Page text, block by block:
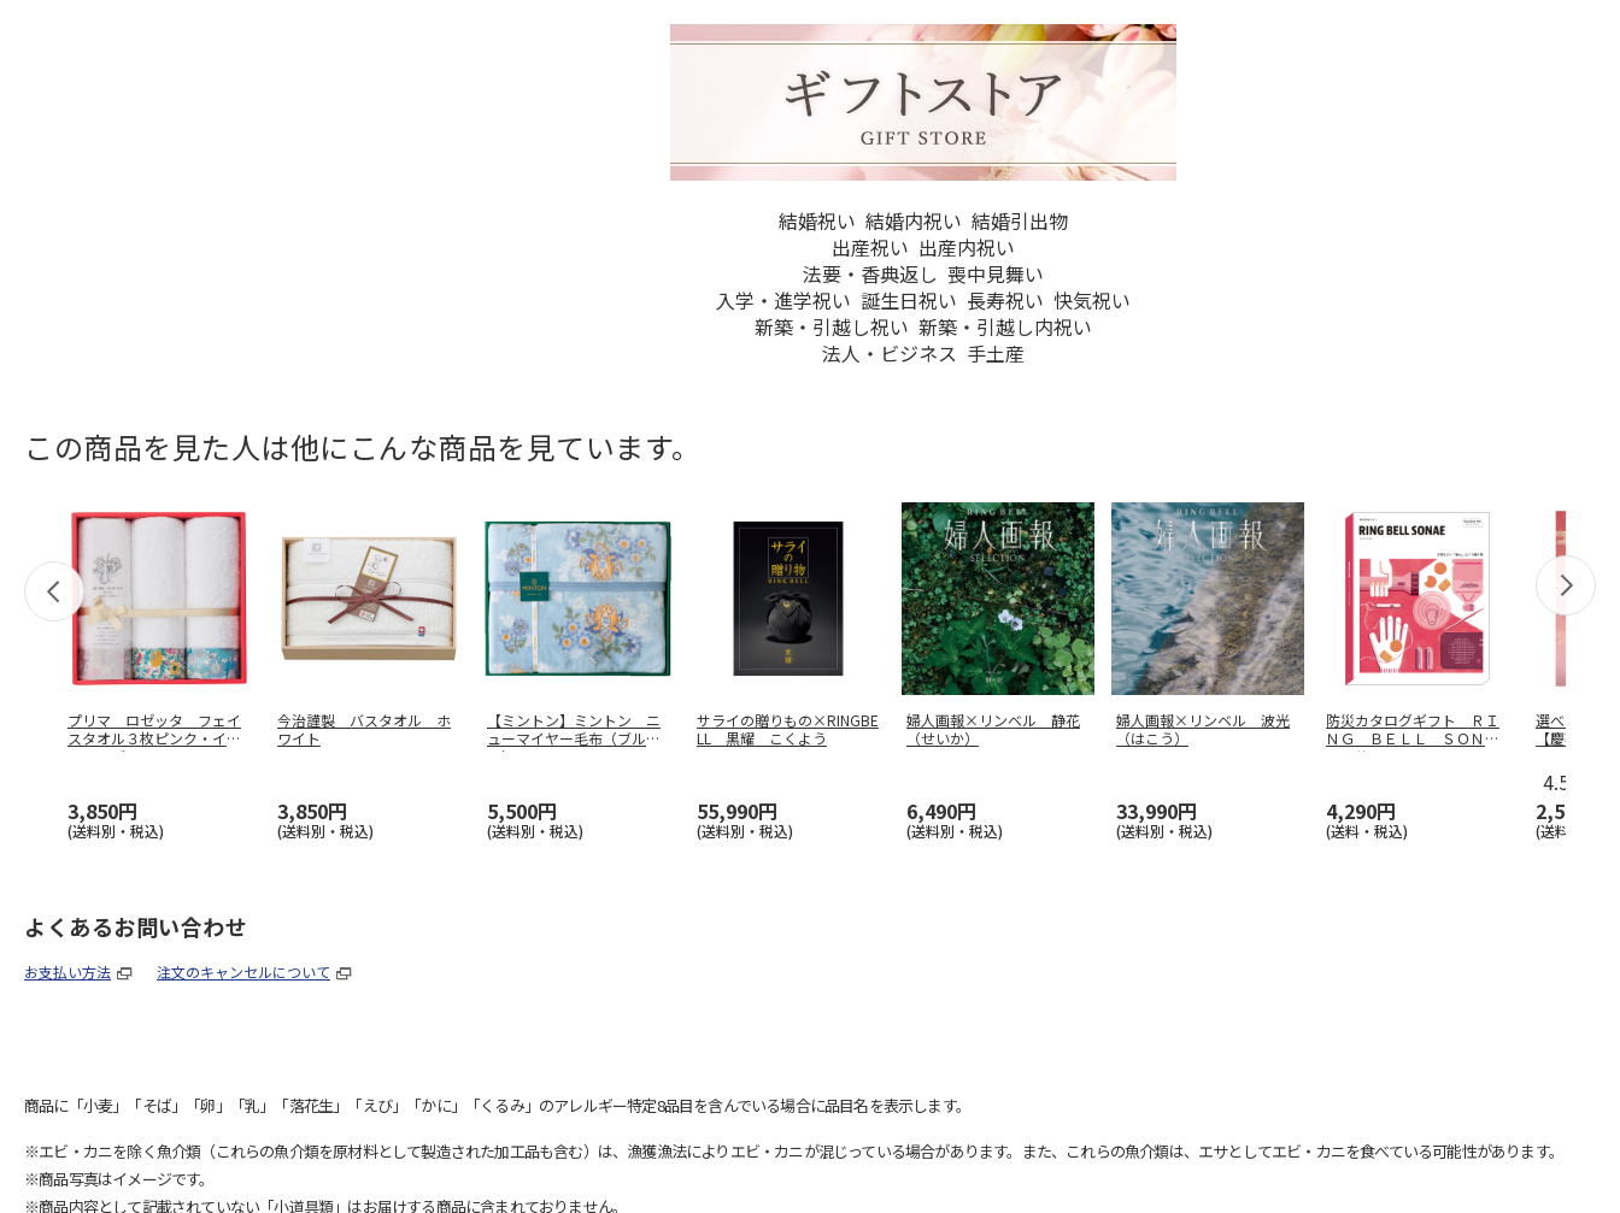
結婚祝い 結婚内祝い 結婚引出物
出産祝い 出産内祝い
法要・香典返し 喪中見舞い
入学・進学祝い 誕生日祝い 長寿祝い 快気祝い
新築・引越し祝い 新築・引越し内祝い
法人・ビジネス 手土産
この商品を見た人は他にこんな商品を見ています。
プリマ ロゼッタ フェイ
スタオル３枚ピンク・イエ
ロー・ブル
3,850円
(送料別・税込)
今治謹製 バスタオル ホ
ワイト
3,850円
(送料別・税込)
【ミントン】ミントン ニ
ューマイヤー毛布（ブル
ー） ＭＮＰ
5,500円
(送料別・税込)
サライの贈りもの×RINGBE
LL 黒耀 こくよう
55,990円
(送料別・税込)
婦人画報×リンベル 静花
（せいか）
6,490円
(送料別・税込)
婦人画報×リンベル 波光
（はこう）
33,990円
(送料別・税込)
防災カタログギフト ＲＩ
ＮＧ ＢＥＬＬ ＳＯＮＡ
Ｅ サンシ
4,290円
(送料・税込)
選べるギフ
【慶事用】
4.5
2,590円
(送料・税込)
よくあるお問い合わせ
お支払い方法 注文のキャンセルについて
商品に「小麦」「そば」「卵」「乳」「落花生」「えび」「かに」「くるみ」のアレルギー特定8品目を含んでいる場合に品目名を表示します。
※エビ・カニを除く魚介類（これらの魚介類を原材料として製造された加工品も含む）は、漁獲漁法によりエビ・カニが混じっている場合があります。また、これらの魚介類は、エサとしてエビ・カニを食べている可能性があります。
※商品写真はイメージです。
※商品内容として記載されていない「小道具類」はお届けする商品に含まれておりません。